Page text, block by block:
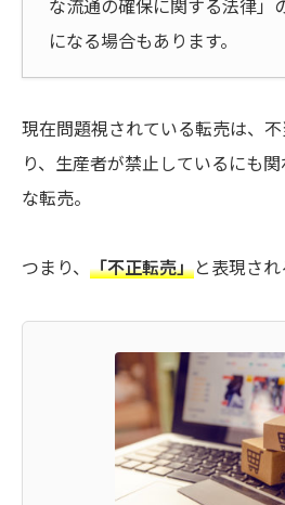
な流通の確保に関する法律」
になる場合もあります。
現在問題視されている転売は、
り、生産者が禁止しているにも
な転売。
つまり、 「不正転売」と表現され